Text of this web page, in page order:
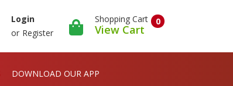
Login
or Register
0
Shopping Cart
View Cart
DOWNLOAD OUR APP